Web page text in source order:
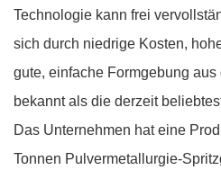
Technologie kann frei
sich durch niedrige Kosten,
gute, einfache Formgebung
bekannt als die derzeit
Das Unternehmen hat eine
Tonnen Pulvermetallurgie-